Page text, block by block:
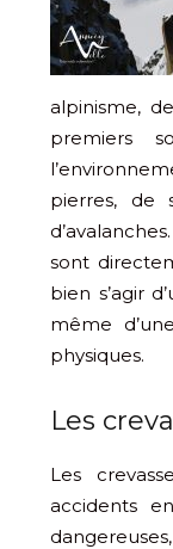
alpinisme,
premiers
pierres, de
sont
bien s’agir
même
physiques.
Les
Les
accidents